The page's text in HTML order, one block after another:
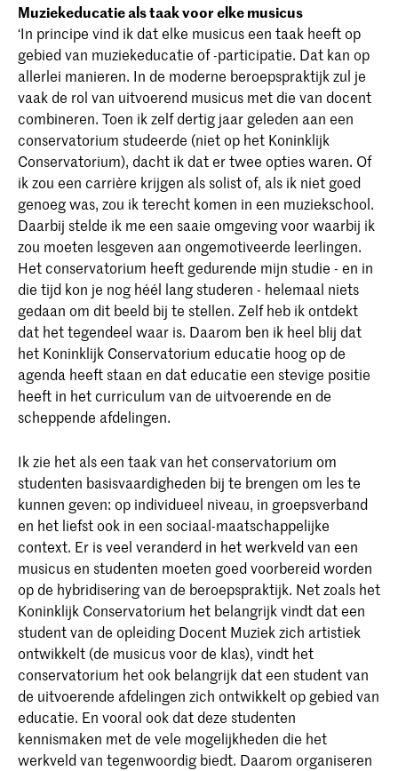
Muziekeducatie als taak voor elke musicus
‘In principe vind ik dat elke musicus een taak heeft op
gebied van muziekeducatie of -participatie. Dat kan op
allerlei manieren. In de moderne beroepspraktijk zul je
vaak de rol van uitvoerend musicus met die van docent
combineren. Toen ik zelf dertig jaar geleden aan een
conservatorium studeerde (niet op het Koninklijk
Conservatorium), dacht ik dat er twee opties waren. Of
ik zou een carrière krijgen als solist of, als ik niet goed
genoeg was, zou ik terecht komen in een muziekschool.
Daarbij stelde ik me een saaie omgeving voor waarbij ik
zou moeten lesgeven aan ongemotiveerde leerlingen.
Het conservatorium heeft gedurende mijn studie - en in
die tijd kon je nog héél lang studeren - helemaal niets
gedaan om dit beeld bij te stellen. Zelf heb ik ontdekt
dat het tegendeel waar is. Daarom ben ik heel blij dat
het Koninklijk Conservatorium educatie hoog op de
agenda heeft staan en dat educatie een stevige positie
heeft in het curriculum van de uitvoerende en de
scheppende afdelingen.
Ik zie het als een taak van het conservatorium om
studenten basisvaardigheden bij te brengen om les te
kunnen geven: op individueel niveau, in groepsverband
en het liefst ook in een sociaal-maatschappelijke
context. Er is veel veranderd in het werkveld van een
musicus en studenten moeten goed voorbereid worden
op de hybridisering van de beroepspraktijk. Net zoals het
Koninklijk Conservatorium het belangrijk vindt dat een
student van de opleiding Docent Muziek zich artistiek
ontwikkelt (de musicus voor de klas), vindt het
conservatorium het ook belangrijk dat een student van
de uitvoerende afdelingen zich ontwikkelt op gebied van
educatie. En vooral ook dat deze studenten
kennismaken met de vele mogelijkheden die het
werkveld van tegenwoordig biedt. Daarom organiseren